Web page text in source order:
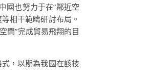
國也努力于在“鄰近空
相干範疇研討布局。
間”完成貿易飛翔的目
，以期為我國在該技